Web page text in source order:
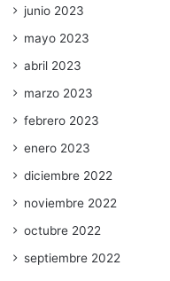
junio 2023
mayo 2023
abril 2023
marzo 2023
febrero 2023
enero 2023
diciembre 2022
noviembre 2022
octubre 2022
septiembre 2022